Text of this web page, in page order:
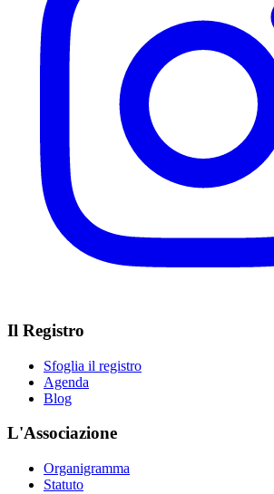
Il Registro
Sfoglia il registro
Agenda
Blog
L'Associazione
Organigramma
Statuto